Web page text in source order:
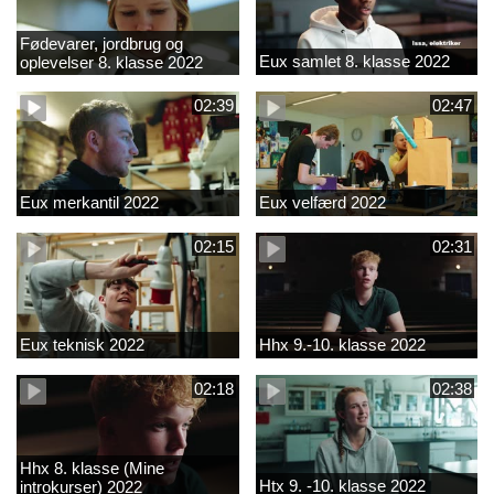
Fødevarer, jordbrug og
oplevelser 8. klasse 2022
Eux samlet 8. klasse 2022
02:39
Eux merkantil 2022
02:47
Eux velfærd 2022
02:15
Eux teknisk 2022
02:31
Hhx 9.-10. klasse 2022
02:18
Hhx 8. klasse (Mine
introkurser) 2022
02:38
Htx 9. -10. klasse 2022